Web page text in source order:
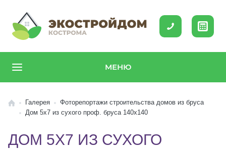
МЕНЮ
Галерея
Фоторепортажи строительства домов из бруса
Дом 5х7 из сухого проф. бруса 140х140
ДОМ 5Х7 ИЗ СУХОГО